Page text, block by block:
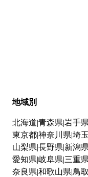
地域別
北海道 青森県 岩手県
東京都神奈川県 埼
山梨県 長野県 新潟県
愛知県 岐阜県 三重県
奈良県 和歌山県 鳥